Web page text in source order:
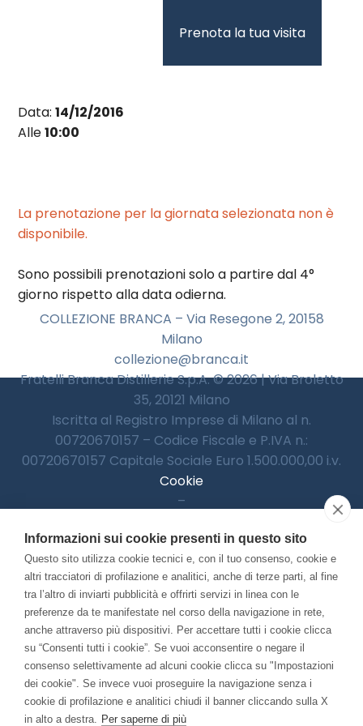
Prenota la tua visita
Data:14/12/2016
Alle10:00
La prenotazione per la giornata selezionata non è
disponibile.
Sono possibili prenotazioni solo a partire dal 4°
giorno rispetto alla data odierna.
COLLEZIONE BRANCA – Via Resegone 2, 20158
Milano
collezione@branca.it
Fratelli Branca Distillerie S.p.A. © 2026 | Via Broletto
35, 20121 Milano
Iscritta al Registro Imprese di Milano al n.
00720670157 – Codice Fiscale e P.IVA n.:
00720670157 Capitale Sociale Euro 1.500.000,00 i.v.
Cookie
–
–
Accessibilitià
Con il contributo di:
Informazioni sui cookie presenti in questo sito
Questo sito utilizza cookie tecnici e, con il tuo consenso, cookie e
altri tracciatori di profilazione e analitici, anche di terze parti, al fine
tra l’altro di inviarti pubblicità e offrirti servizi in linea con le
preferenze da te manifestate nel corso della navigazione in rete,
anche attraverso più dispositivi. Per accettare tutti i cookie clicca
su “Consenti tutti i cookie”. Se vuoi acconsentire o negare il
consenso selettivamente ad alcuni cookie clicca su "Impostazioni
dei cookie". Se invece vuoi proseguire la navigazione senza i
cookie di profilazione e analitici chiudi il banner cliccando sulla X
in alto a destra. Per saperne di più